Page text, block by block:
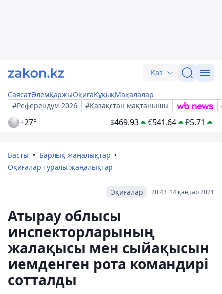
Қаз
СаясатӘлемҚаржыОқиғаҚұқықМақалалар
#Референдум-2026
#Қазақстан мақтанышы
+27° $469.93 €541.64 ₽5.71
Басты
Барлық жаңалықтар
Оқиғалар туралы жаңалықтар
20:43, 14 қаңтар 2021
Оқиғалар
Атырау облысы
инспекторларының
жалақысы мен сыйақысын
иемденген рота командирі
сотталды